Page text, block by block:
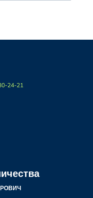
24-21